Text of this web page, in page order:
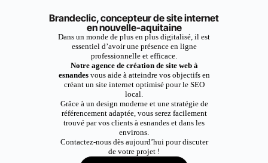
Brandeclic, concepteur de site internet
en nouvelle-aquitaine
Dans un monde de plus en plus digitalisé, il est
essentiel d’avoir une présence en ligne
professionnelle et efficace.
Notre agence de création de site web à
esnandesvous aide à atteindre vos objectifs en
créant un site internet optimisé pour le SEO
local.
Grâce à un design moderne et une stratégie de
référencement adaptée, vous serez facilement
trouvé par vos clients à esnandes et dans les
environs.
Contactez-nous dès aujourd’hui pour discuter
de votre projet !